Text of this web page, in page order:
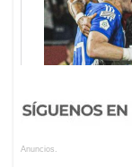
Anuncios.